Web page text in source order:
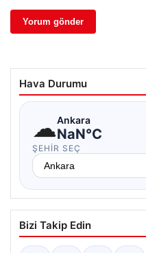
Hava Durumu
☁Ankara
NaN°C
ŞEHIR SEÇ
Bizi Takip Edin